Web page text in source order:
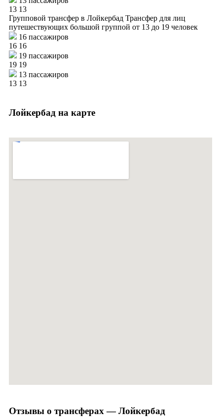
13 13
Групповой трансфер в Лойкербад Трансфер для лиц
путешествующих большой группой от 13 до 19 человек
16 пассажиров
16 16
19 пассажиров
19 19
13 пассажиров
13 13
Лойкербад на карте
Отзывы о трансферах — Лойкербад